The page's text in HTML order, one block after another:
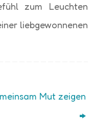
zum Leuchten
liebgewonnenen
Mut zeigen